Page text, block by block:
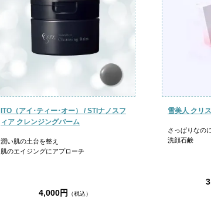
ITO（アイ･ティー･オー） / STIナノスフ
ィア クレンジングバーム
潤い肌の土台を整え
肌のエイジングにアプローチ
4,000円 （税込）
雪美人 クリ
さっぱりなの
洗顔石鹸